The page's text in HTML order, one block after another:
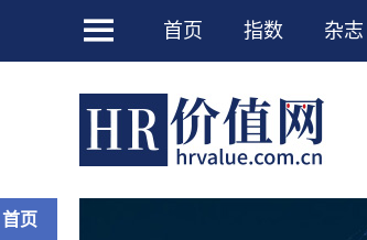
 首页 指数 杂志
首页